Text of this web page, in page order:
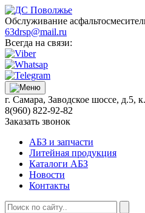
Обслуживание
63drsp@mail.ru
Всегда на связи:
г. Самара, Заводское шоссе, д.5,
8(960) 822-92-82
Заказать звонок
АБЗ и запчасти
Литейная продукция
Каталоги АБЗ
Новости
Контакты